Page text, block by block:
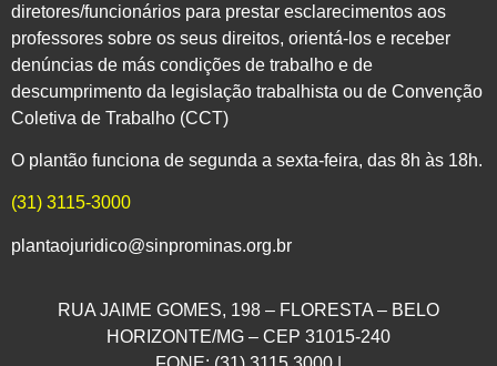
diretores/funcionários para prestar esclarecimentos aos
professores sobre os seus direitos, orientá-los e receber
denúncias de más condições de trabalho e de
descumprimento da legislação trabalhista ou de Convenção
Coletiva de Trabalho (CCT)
O plantão funciona de segunda a sexta-feira, das 8h às 18h.
(31) 3115-3000
plantaojuridico@sinprominas.org.br
RUA JAIME GOMES, 198 – FLORESTA – BELO
HORIZONTE/MG – CEP 31015-240